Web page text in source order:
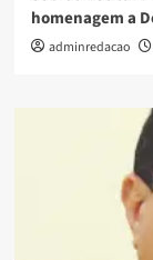
homenagem a
adminredacao